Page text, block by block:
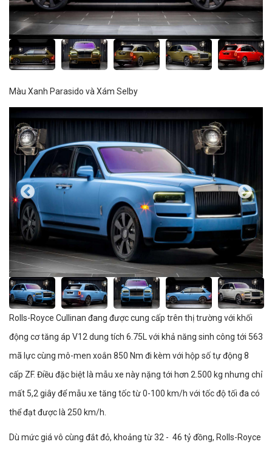
Màu Xanh Parasido và Xám Selby
Rolls-Royce Cullinan đang được cung cấp trên thị trường với khối
động cơ tăng áp V12 dung tích 6.75L với khả năng sinh công tới 563
mã lực cùng mô-men xoắn 850 Nm đi kèm với hộp số tự động 8
cấp ZF. Điều đặc biệt là mẫu xe này nặng tới hơn 2.500 kg nhưng chỉ
mất 5,2 giây để mẫu xe tăng tốc từ 0-100 km/h với tốc độ tối đa có
thể đạt được là 250 km/h.
Dù mức giá vô cùng đắt đỏ, khoảng từ 32 - 46 tỷ đồng, Rolls-Royce